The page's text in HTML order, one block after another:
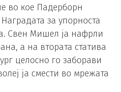
во кое Падерборн
за упорноста
Свен Мишел ја нафрли
а на втората статива
целосно го заборави
ја смести во мрежата